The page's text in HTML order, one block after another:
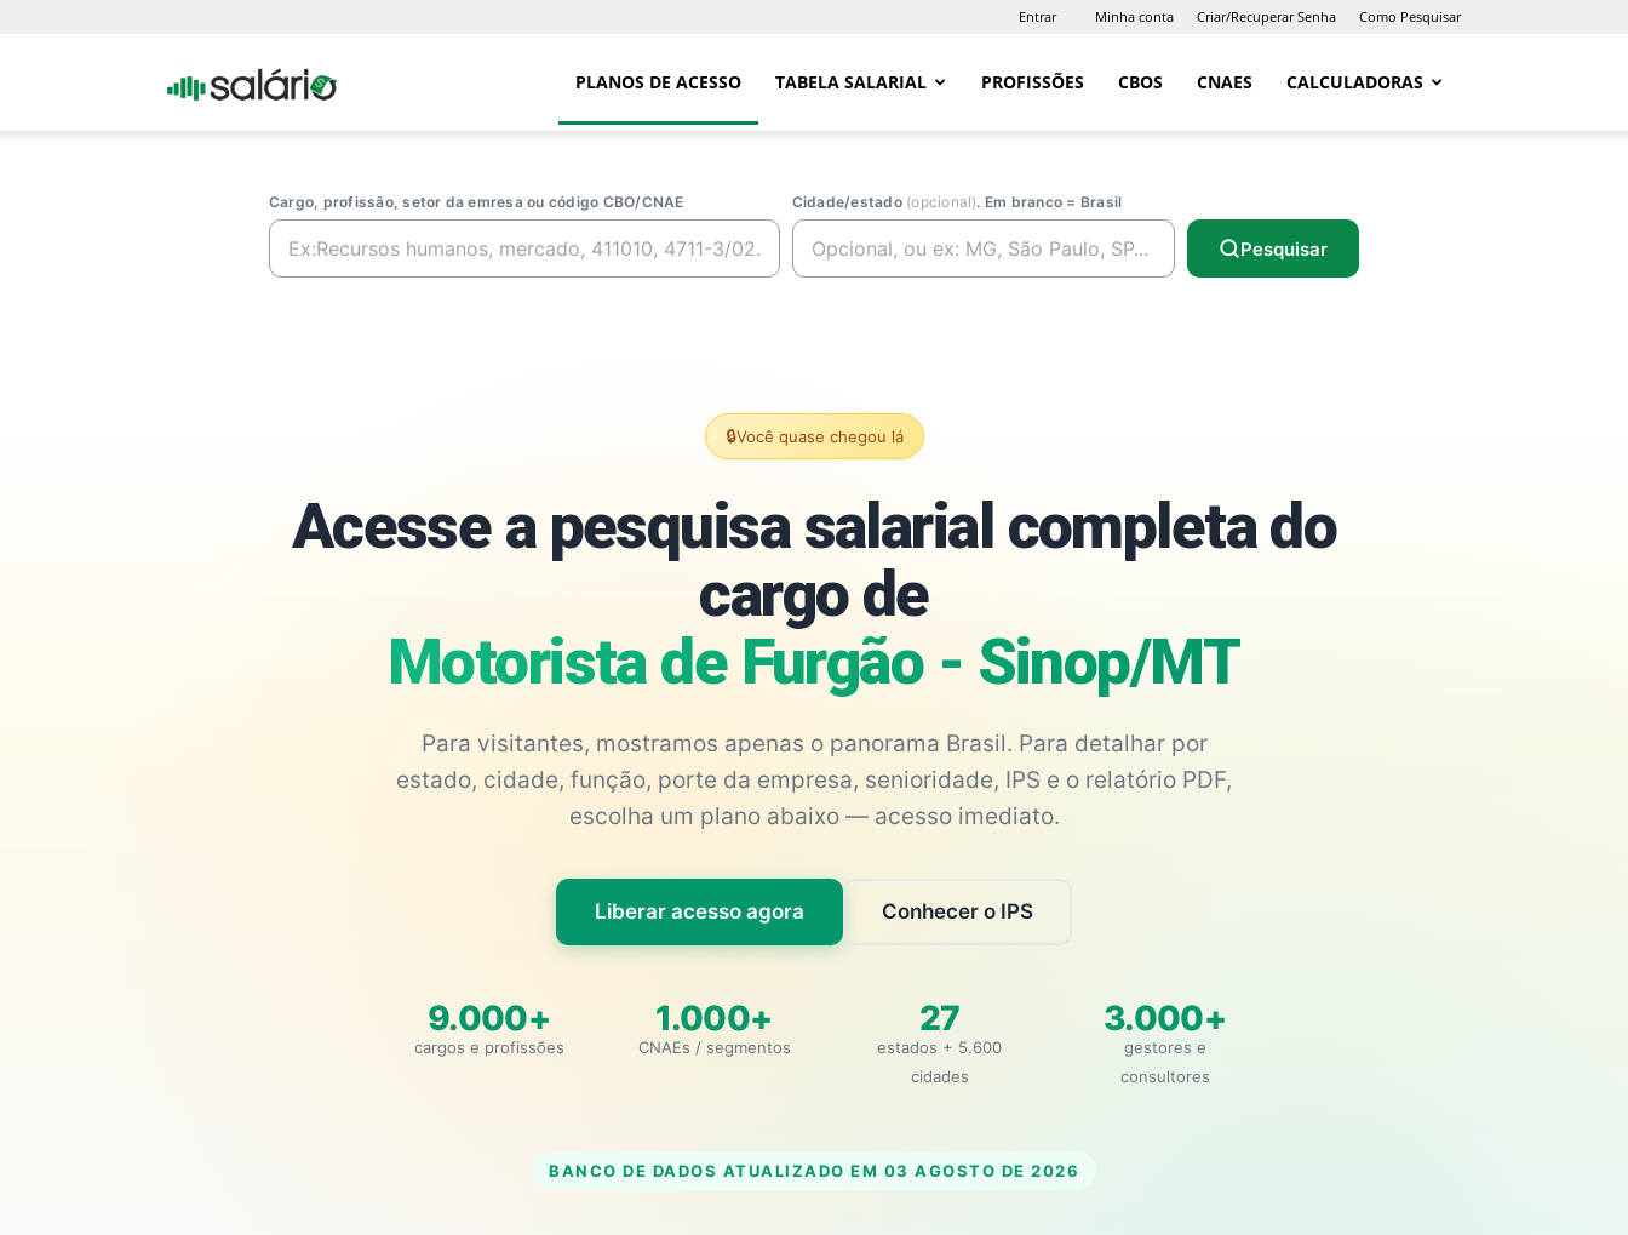
Entrar Minha conta Criar/Recuperar Senha Como Pesquisar
Portal PLANOS DE ACESSO TABELA SALARIAL PROFISSÕES CBOS CNAES CALCULADORAS
Cargo, profissão, setor da emresa ou código CBO/CNAE Cidade/estado (opcional). Em branco = Brasil
Pesquisar
🔒Você quase chegou lá
Acesse a pesquisa salarial completa do
cargo de
Motorista de Furgão - Sinop/MT
Para visitantes, mostramos apenas o panorama Brasil. Para detalhar por
estado, cidade, função, porte da empresa, senioridade, IPS e o relatório PDF,
escolha um plano abaixo — acesso imediato.
Liberar acesso agora Conhecer o IPS
9.000+
cargos e profissões
1.000+
CNAEs / segmentos
27
estados + 5.600
cidades
3.000+
gestores e
consultores
BANCO DE DADOS ATUALIZADO EM 03 AGOSTO DE 2026